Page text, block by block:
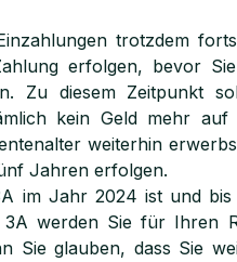
trotzdem
erfolgen, bevor
Zu diesem Zeitpunkt
kein Geld mehr
weiterhin
Jahren erfolgen.
im Jahr 2024 ist und
werden Sie für Ihren
Sie glauben, dass Sie